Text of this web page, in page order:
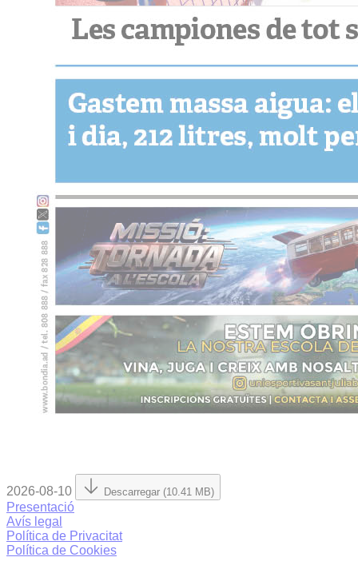
2026-08-10 Descarregar (10.41 MB)
Presentació
Avís legal
Política de Privacitat
Política de Cookies